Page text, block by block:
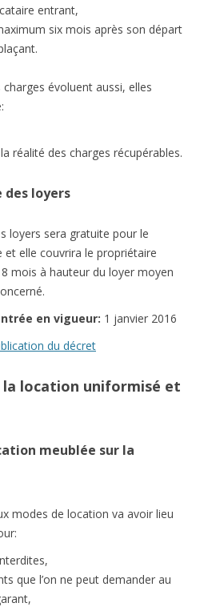
entrant,
six mois après son départ
évoluent aussi, elles
réalité des charges récupérables.
des loyers
loyers sera gratuite pour le
elle couvrira le propriétaire
mois à hauteur du loyer moyen
en vigueur: 1 janvier 2016
du décret
la location uniformisé et
meublée sur la
modes de location va avoir lieu
que l’on ne peut demander au